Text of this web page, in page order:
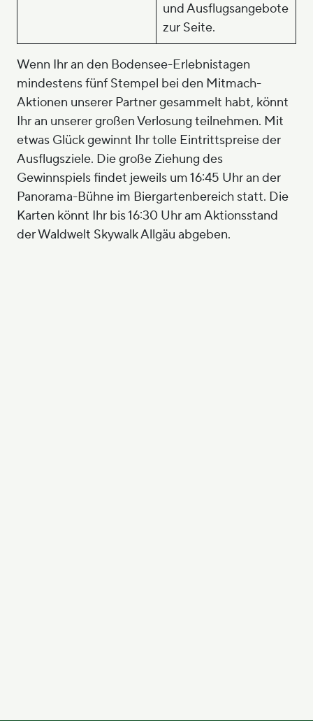
und Ausflugsangebote
zur Seite.
Wenn Ihr an den Bodensee-Erlebnistagen
mindestens fünf Stempel bei den Mitmach-
Aktionen unserer Partner gesammelt habt, könnt
Ihr an unserer großen Verlosung teilnehmen. Mit
etwas Glück gewinnt Ihr tolle Eintrittspreise der
Ausflugsziele. Die große Ziehung des
Gewinnspiels findet jeweils um 16:45 Uhr an der
Panorama-Bühne im Biergartenbereich statt. Die
Karten könnt Ihr bis 16:30 Uhr am Aktionsstand
der Waldwelt Skywalk Allgäu abgeben.